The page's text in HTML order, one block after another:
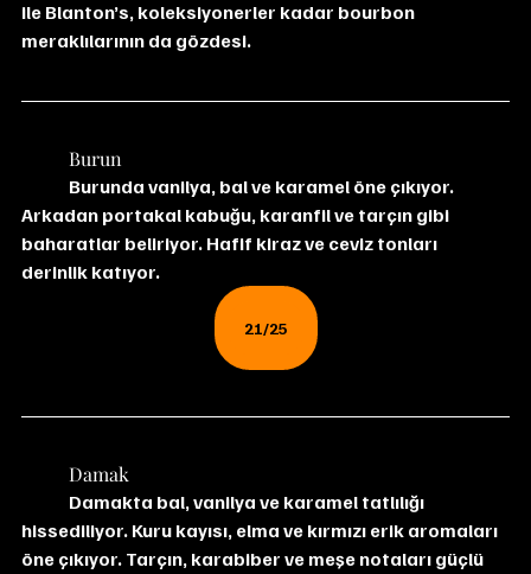
ile Blanton’s, koleksiyonerler kadar bourbon
meraklılarının da gözdesi.
	Burun
Arkadan portakal kabuğu, karanfil ve tarçın gibi
baharatlar beliriyor. Hafif kiraz ve ceviz tonları
derinlik katıyor.
21/25
	Damak
hissediliyor. Kuru kayısı, elma ve kırmızı erik aromaları
öne çıkıyor. Tarçın, karabiber ve meşe notaları güçlü